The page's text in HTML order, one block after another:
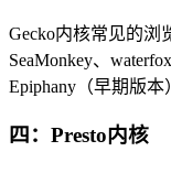
Gecko内核常见的浏
SeaMonkey、
Epiphany（早期版本
四：Presto内核